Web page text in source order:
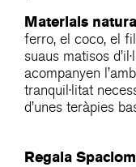
Materials
ferro, el coco, el
suaus matisos
acompanyen
tranquil·litat
d’unes teràpies
Regala